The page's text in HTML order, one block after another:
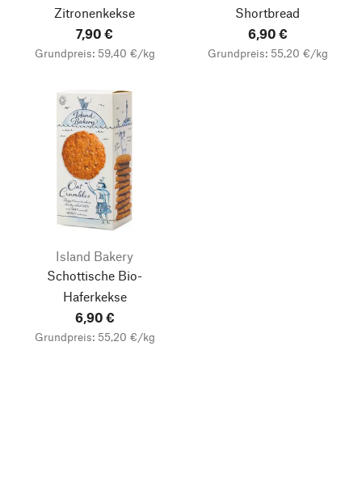
Zitronenkekse
7,90 €
Grundpreis: 59,40 €/kg
Shortbread
6,90 €
Grundpreis: 55,20 €/kg
Island Bakery
Schottische Bio-
Haferkekse
6,90 €
Grundpreis: 55,20 €/kg